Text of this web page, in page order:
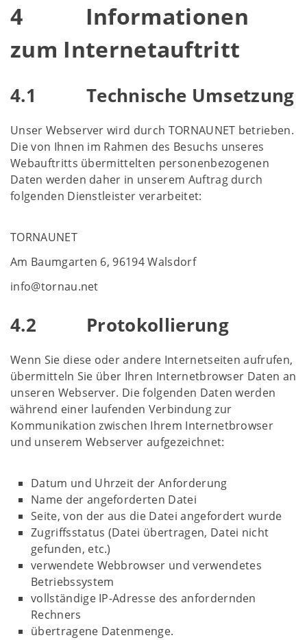
4 Informationen
zum Internetauftritt
4.1 Technische Umsetzung
Unser Webserver wird durch TORNAUNET betrieben.
Die von Ihnen im Rahmen des Besuchs unseres
Webauftritts übermittelten personenbezogenen
Daten werden daher in unserem Auftrag durch
folgenden Dienstleister verarbeitet:
TORNAUNET
Am Baumgarten 6, 96194 Walsdorf
info@tornau.net
4.2 Protokollierung
Wenn Sie diese oder andere Internetseiten aufrufen,
übermitteln Sie über Ihren Internetbrowser Daten an
unseren Webserver. Die folgenden Daten werden
während einer laufenden Verbindung zur
Kommunikation zwischen Ihrem Internetbrowser
und unserem Webserver aufgezeichnet:
Datum und Uhrzeit der Anforderung
Name der angeforderten Datei
Seite, von der aus die Datei angefordert wurde
Zugriffsstatus (Datei übertragen, Datei nicht
gefunden, etc.)
verwendete Webbrowser und verwendetes
Betriebssystem
vollständige IP-Adresse des anfordernden
Rechners
übertragene Datenmenge.